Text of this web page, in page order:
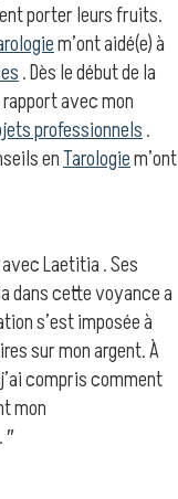
porter leurs fruits.
m’ont aidé(e) à
. Dès le début de la
avec mon
professionnels.
enTarologiem’ont
Laetitia . Ses
dans cette voyance a
s’est imposée à
sur mon argent. À
compris comment
mon
″